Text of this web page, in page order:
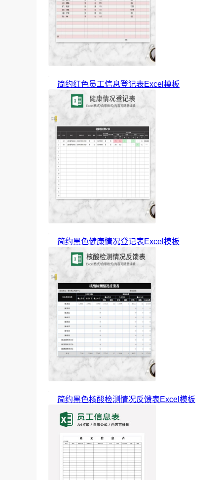
简约红色员工信息登记表Excel模板
简约黑色健康情况登记表Excel模板
简约黑色核酸检测情况反馈表Excel模板